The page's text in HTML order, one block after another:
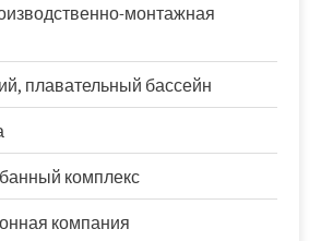
монтажная
плавательный бассейн
комплекс
компания